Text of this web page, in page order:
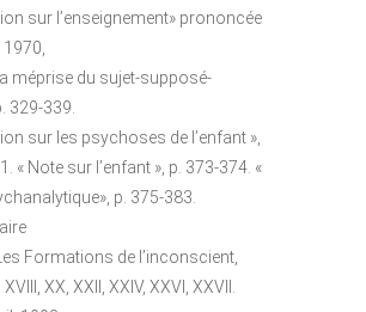
sur l’enseignement» prononcée
1970,
méprise du sujet-supposé-
329-339.
sur les psychoses de l’enfant »,
« Note sur l’enfant », p. 373-374. «
p. 375-383.
Formations de l’inconscient,
XX, XXII, XXIV, XXVI, XXVII.